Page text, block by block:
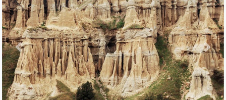
Previous Next